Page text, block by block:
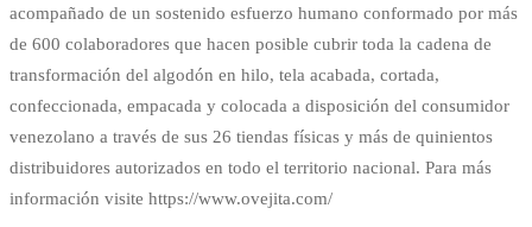
acompañado de un sostenido esfuerzo humano conformado por más
de 600 colaboradores que hacen posible cubrir toda la cadena de
transformación del algodón en hilo, tela acabada, cortada,
confeccionada, empacada y colocada a disposición del consumidor
venezolano a través de sus 26 tiendas físicas y más de quinientos
distribuidores autorizados en todo el territorio nacional. Para más
información visite https://www.ovejita.com/